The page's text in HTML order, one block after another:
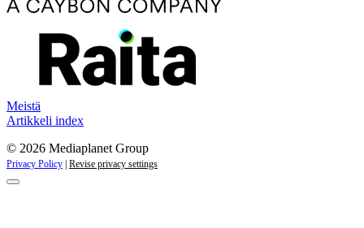
Meistä
Artikkeli index
© 2026 Mediaplanet Group
Privacy Policy | Revise privacy settings